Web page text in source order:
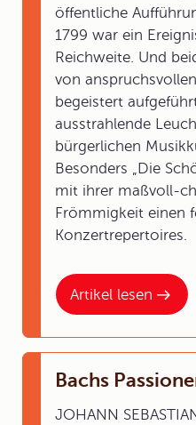
Artikel lesen
öffentliche
1799 war ein
Reichweite. Und
von
begeistert
ausstrahlende
bürgerlichen
Besonders „Die
mit ihrer maßvoll-
Frömmigkeit einen
Konzertrepertoires.
Bachs
JOHANN